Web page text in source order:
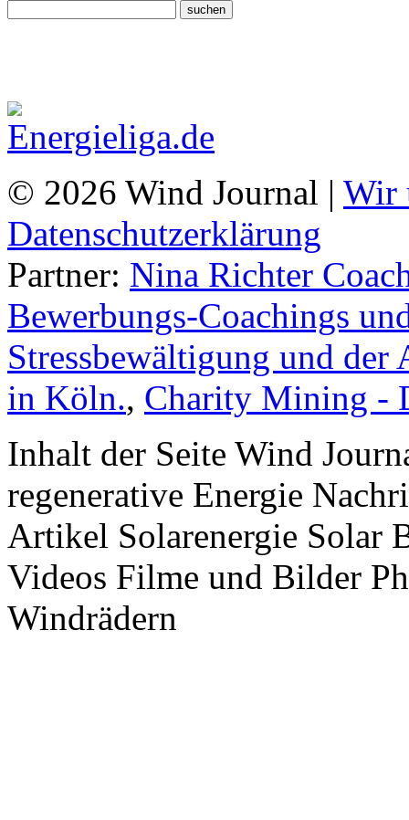
© 2026 Wind Journal | Wir
Datenschutzerklärung
Partner: Nina Richter
Bewerbungs-Coachings
Stressbewältigung und
in Köln., Charity Mining -
Inhalt der Seite Wind
regenerative Energie
Artikel Solarenergie Solar
Videos Filme und Bilder
Windrädern